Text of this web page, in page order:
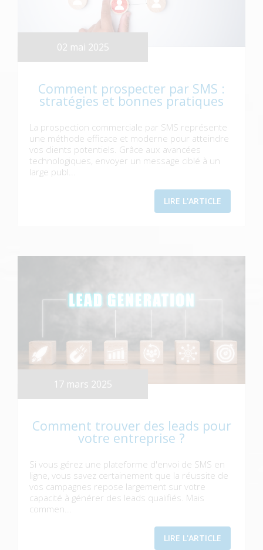
02 mai 2025
Comment prospecter par SMS :
stratégies et bonnes pratiques
La prospection commerciale par SMS représente
une méthode efficace et moderne pour atteindre
vos clients potentiels. Grâce aux avancées
technologiques, envoyer un message ciblé à un
large publ...
LIRE L'ARTICLE
17 mars 2025
Comment trouver des leads pour
votre entreprise ?
Si vous gérez une plateforme d'envoi de SMS en
ligne, vous savez certainement que la réussite de
vos campagnes repose largement sur votre
capacité à générer des leads qualifiés. Mais
commen...
LIRE L'ARTICLE